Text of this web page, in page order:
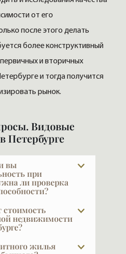
от его
после этого делать
более конструктивный
и вторичных
и тогда получится
рынок.
Видовые
Петербурге
вы
при
ли проверка
с VIP-клиентами.
и не публичны — мы
составляет
стоимость
недвижимости
— место, место и
жилья